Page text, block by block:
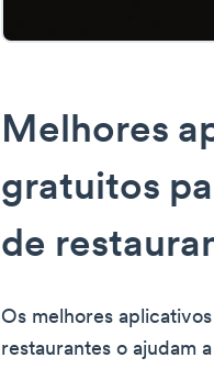
Melhores
gratuitos
de
Os melhores
restaurantes o ajudam